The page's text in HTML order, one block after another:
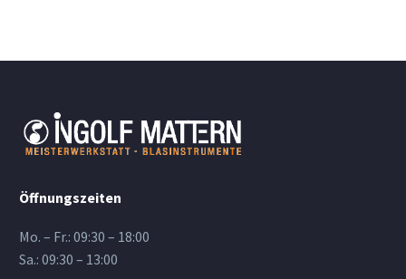
Öffnungszeiten
Mo. – Fr.: 09:30 – 18:00
Sa.: 09:30 – 13:00